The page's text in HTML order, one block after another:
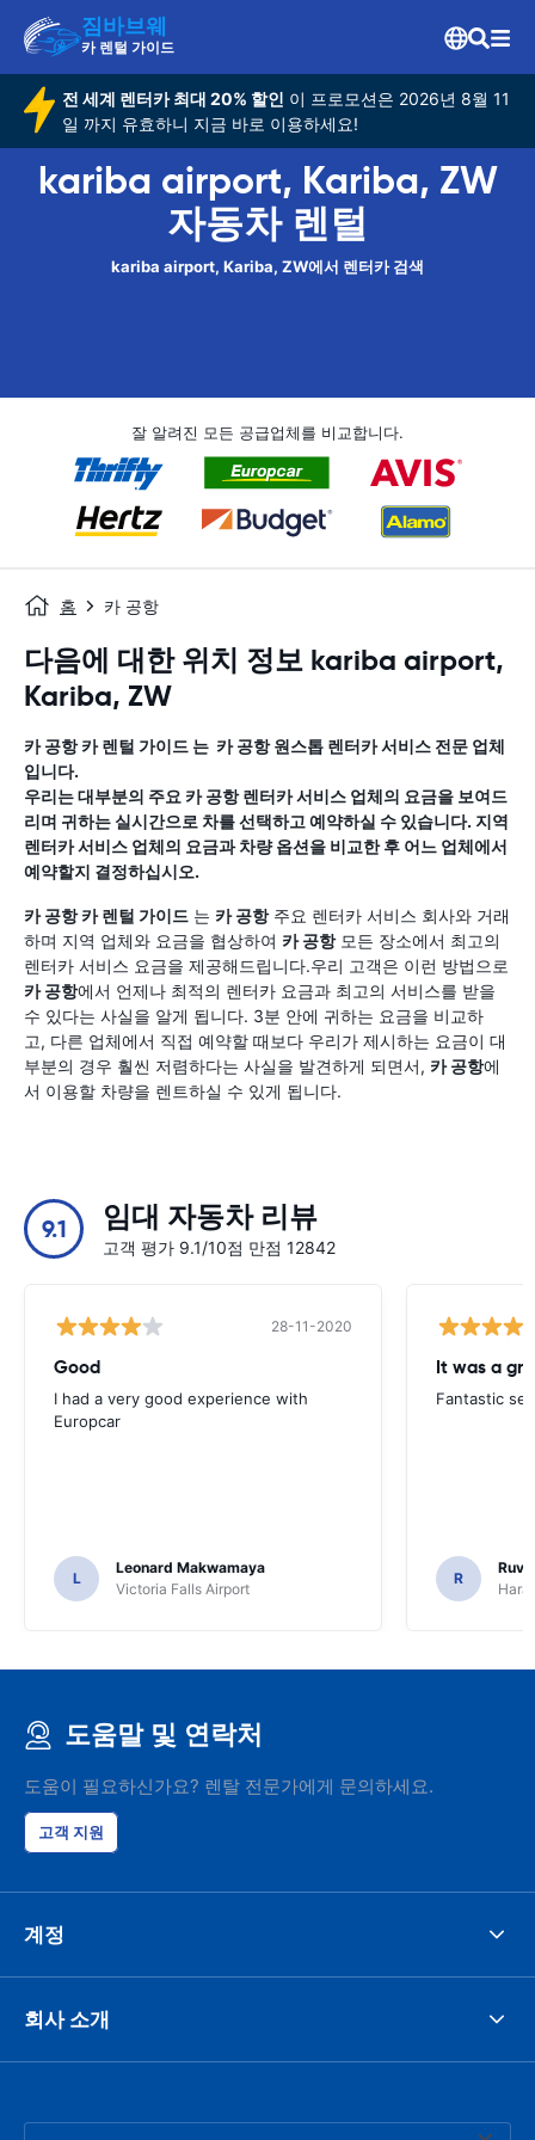
짐바브웨
카 렌털 가이드
전 세계 렌터카 최대 20% 할인 이 프로모션은 2026년 8월 11
일 까지 유효하니 지금 바로 이용하세요!
kariba airport, Kariba, ZW
자동차 렌털
kariba airport, Kariba, ZW에서 렌터카 검색
잘 알려진 모든 공급업체를 비교합니다.
홈 카 공항
다음에 대한 위치 정보 kariba airport,
Kariba, ZW
카 공항카 렌털 가이드 는 카 공항원스톱 렌터카 서비스 전문 업체
입니다.
우리는 대부분의 주요 카 공항렌터카 서비스 업체의 요금을 보여드
리며 귀하는 실시간으로 차를 선택하고 예약하실 수 있습니다. 지역
렌터카 서비스 업체의 요금과 차량 옵션을 비교한 후 어느 업체에서
예약할지 결정하십시오.
카 공항카 렌털 가이드 는 카 공항주요 렌터카 서비스 회사와 거래
하며 지역 업체와 요금을 협상하여 카 공항모든 장소에서 최고의
렌터카 서비스 요금을 제공해드립니다.우리 고객은 이런 방법으로
카 공항에서 언제나 최적의 렌터카 요금과 최고의 서비스를 받을
수 있다는 사실을 알게 됩니다. 3분 안에 귀하는 요금을 비교하
고, 다른 업체에서 직접 예약할 때보다 우리가 제시하는 요금이 대
부분의 경우 훨씬 저렴하다는 사실을 발견하게 되면서, 카 공항에
서 이용할 차량을 렌트하실 수 있게 됩니다.
9.1 임대 자동차 리뷰
고객 평가 9.1/10점 만점 12842
28-11-2020
Good
I had a very good experience with
Europcar
L
Leonard Makwamaya
Victoria Falls Airport
Fantastic
R
도움말 및 연락처
도움이 필요하신가요? 렌탈 전문가에게 문의하세요.
고객 지원
계정
회사 소개